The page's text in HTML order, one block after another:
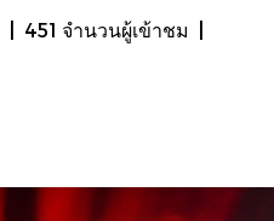
451 จำนวนผู้เข้าชม